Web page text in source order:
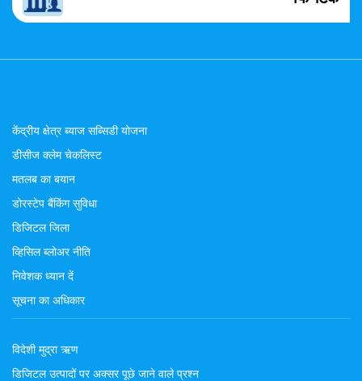
केंद्रीय क्षेत्र ब्याज सब्सिडी योजना
डीसीज क्लेम चेकलिस्ट
मतलब का बयान
डोरस्टेप बैंकिंग सुविधा
डिजिटल जिला
व्हिसिल ब्लोअर नीति
निवेशक ध्यान दें
सूचना का अधिकार
विदेशी मुद्रा ऋण
डिजिटल उत्पादों पर अक्सर पूछे जाने वाले प्रश्न